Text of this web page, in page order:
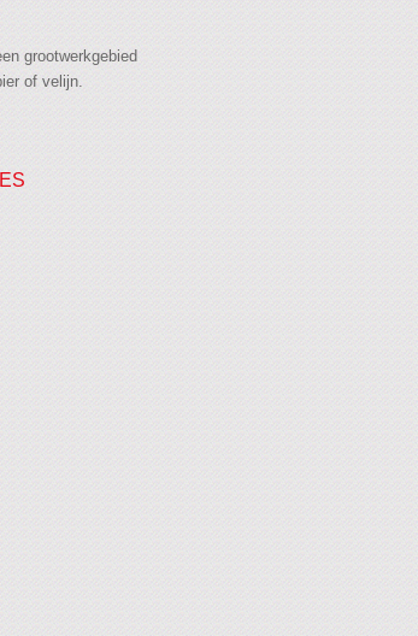
grootwerkgebied
of velijn.